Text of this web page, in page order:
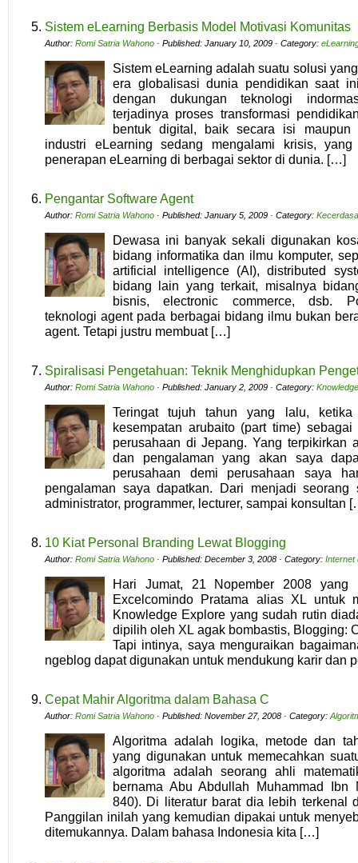
Sistem eLearning Berbasis Model Motivasi Komunitas
Author: Romi Satria Wahono · Published: January 10, 2009 · Category:
Sistem eLearning adalah suatu solusi
era globalisasi dunia pendidikan saat
dengan dukungan teknologi
terjadinya proses transformasi
bentuk digital, baik secara isi
industri eLearning sedang mengalami krisis,
penerapan eLearning di berbagai sektor di dunia. […]
Pengantar Software Agent
Author: Romi Satria Wahono · Published: January 5, 2009 · Category:
Dewasa ini banyak sekali digunakan
bidang informatika dan ilmu komputer,
artificial intelligence (AI), distributed
bidang lain yang terkait, misalnya
bisnis, electronic commerce, dsb.
teknologi agent pada berbagai bidang ilmu bukan
agent. Tetapi justru membuat […]
Spiralisasi Pengetahuan: Teknik Menghidupkan
Author: Romi Satria Wahono · Published: January 2, 2009 · Category:
Teringat tujuh tahun yang lalu, ketika
kesempatan arubaito (part time)
perusahaan di Jepang. Yang terpikirkan
dan pengalaman yang akan saya
perusahaan demi perusahaan saya
pengalaman saya dapatkan. Dari menjadi seorang
administrator, programmer, lecturer, sampai konsultan
10 Kiat Personal Branding Lewat Blogging
Author: Romi Satria Wahono · Published: December 3, 2008 · Category: Internet
Hari Jumat, 21 Nopember 2008
Excelcomindo Pratama alias XL untuk
Knowledge Explore yang sudah rutin
dipilih oleh XL agak bombastis, Blogging:
Tapi intinya, saya menguraikan
ngeblog dapat digunakan untuk mendukung karir dan
Cepat Mahir Algoritma dalam Bahasa C
Author: Romi Satria Wahono · Published: November 27, 2008 · Category:
Algoritma adalah logika, metode dan
yang digunakan untuk memecahkan
algoritma adalah seorang ahli
bernama Abu Abdullah Muhammad Ibn
840). Di literatur barat dia lebih terkenal
Panggilan inilah yang kemudian dipakai untuk
ditemukannya. Dalam bahasa Indonesia kita […]